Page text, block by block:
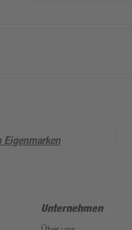
Eigenmarken
Unternehmen